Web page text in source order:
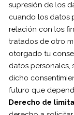
supresión de los
cuando los datos
relación con los
tratados de otro
otorgado tu
datos personales,
dicho
futuro que
Derecho de